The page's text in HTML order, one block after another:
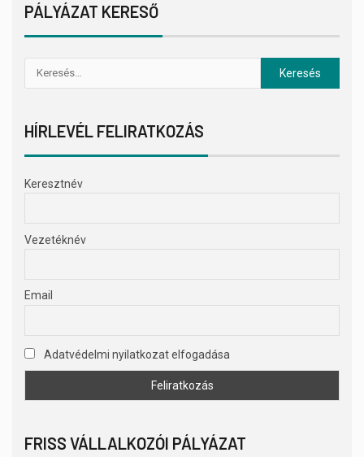
PÁLYÁZAT KERESŐ
HÍRLEVÉL FELIRATKOZÁS
Keresztnév
Vezetéknév
Email
Adatvédelmi nyilatkozat elfogadása
FRISS VÁLLALKOZÓI PÁLYÁZAT